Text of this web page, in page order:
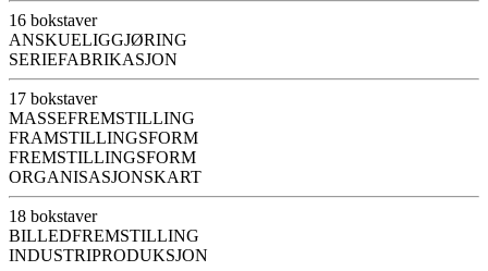
16 bokstaver
ANSKUELIGGJØRING
SERIEFABRIKASJON
17 bokstaver
MASSEFREMSTILLING
FRAMSTILLINGSFORM
FREMSTILLINGSFORM
ORGANISASJONSKART
18 bokstaver
BILLEDFREMSTILLING
INDUSTRIPRODUKSJON